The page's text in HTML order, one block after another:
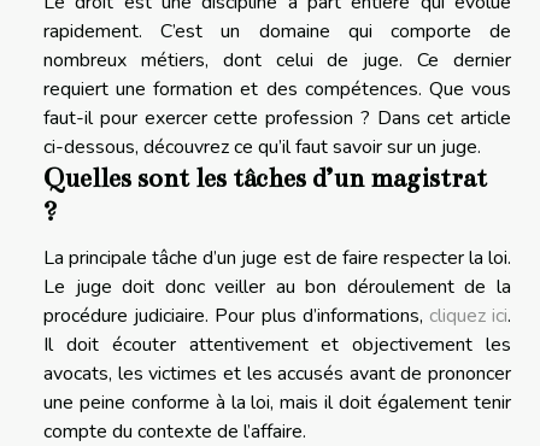
rapidement. C’est un domaine qui comporte de
nombreux métiers, dont celui de juge. Ce dernier
requiert une formation et des compétences. Que vous
faut-il pour exercer cette profession ? Dans cet article
ci-dessous, découvrez ce qu’il faut savoir sur un juge.
Quelles sont les tâches d’un magistrat
?
La principale tâche d’un juge est de faire respecter la loi.
Le juge doit donc veiller au bon déroulement de la
procédure judiciaire. Pour plus d’informations, cliquez ici.
Il doit écouter attentivement et objectivement les
avocats, les victimes et les accusés avant de prononcer
une peine conforme à la loi, mais il doit également tenir
compte du contexte de l’affaire.